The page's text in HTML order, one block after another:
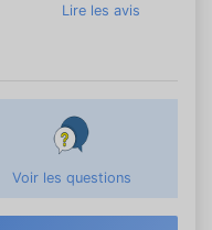
Lire les avis
Voir les questions